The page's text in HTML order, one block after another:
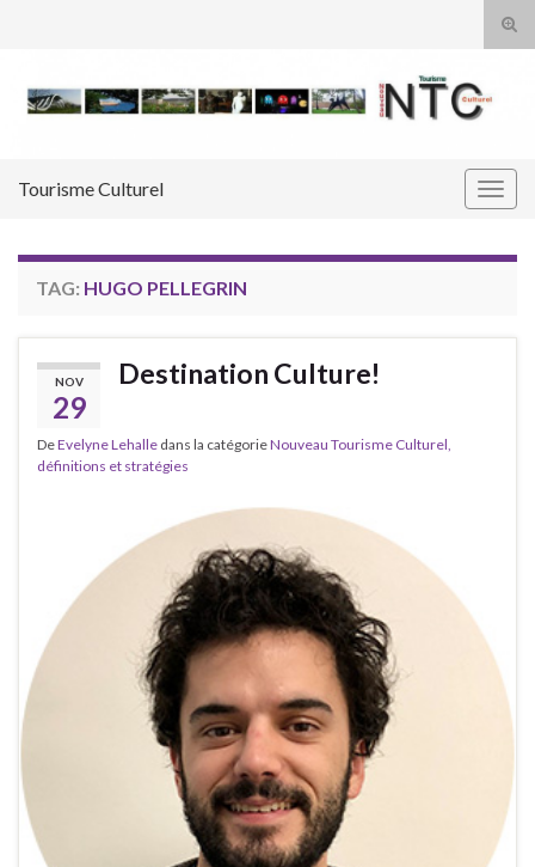
Tourisme Culturel
TAG: HUGO PELLEGRIN
NOV
29
Destination Culture!
DeEvelyne Lehalle dans la catégorieNouveau Tourisme Culturel,
définitions et stratégies